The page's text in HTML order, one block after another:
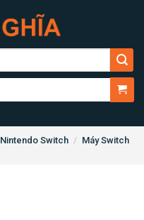
Nintendo Switch / Máy Switch